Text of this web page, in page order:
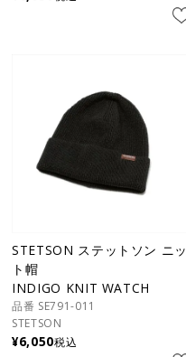
STETSON ステットソン ニッ
ト帽
INDIGO KNIT WATCH
品番 SE791-011
STETSON
¥6,050税込